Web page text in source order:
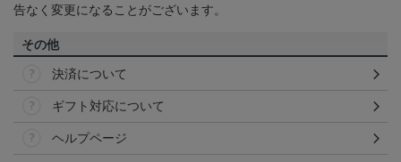
告なく変更になることがございます。
その他
決済について
ギフト対応について
ヘルプページ